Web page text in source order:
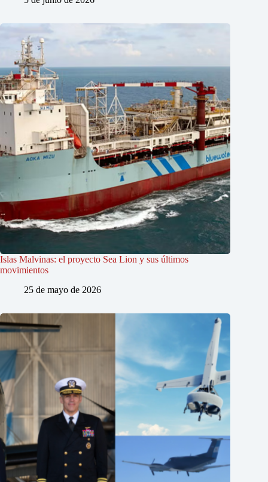
Islas Malvinas: el proyecto Sea Lion y sus últimos
movimientos
25 de mayo de 2026